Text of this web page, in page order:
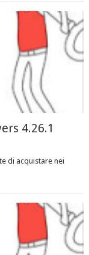
4.26.1
di acquistare nei